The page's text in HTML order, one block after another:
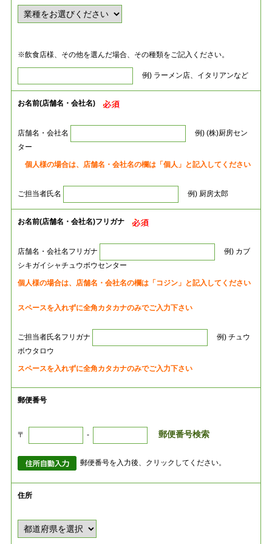
※飲食店様、その他を選んだ場合、その種類をご記入ください。
例) ラーメン店、イタリアンなど
お名前(店舗名・会社名)
店舗名・会社名
例) (株)厨房セン
ター
個人様の場合は、店舗名・会社名の欄は「個人」と記入してください
ご担当者氏名 例) 厨房太郎
お名前(店舗名・会社名)フリガナ
店舗名・会社名フリガナ
例) カブ
シキガイシャチュウボウセンター
個人様の場合は、店舗名・会社名の欄は「コジン」と記入してください
スペースを入れずに全角カタカナのみでご入力下さい
ご担当者氏名フリガナ
例) チュウ
ボウタロウ
スペースを入れずに全角カタカナのみでご入力下さい
郵便番号
〒 - 郵便番号検索
郵便番号を入力後、クリックしてください。
住所